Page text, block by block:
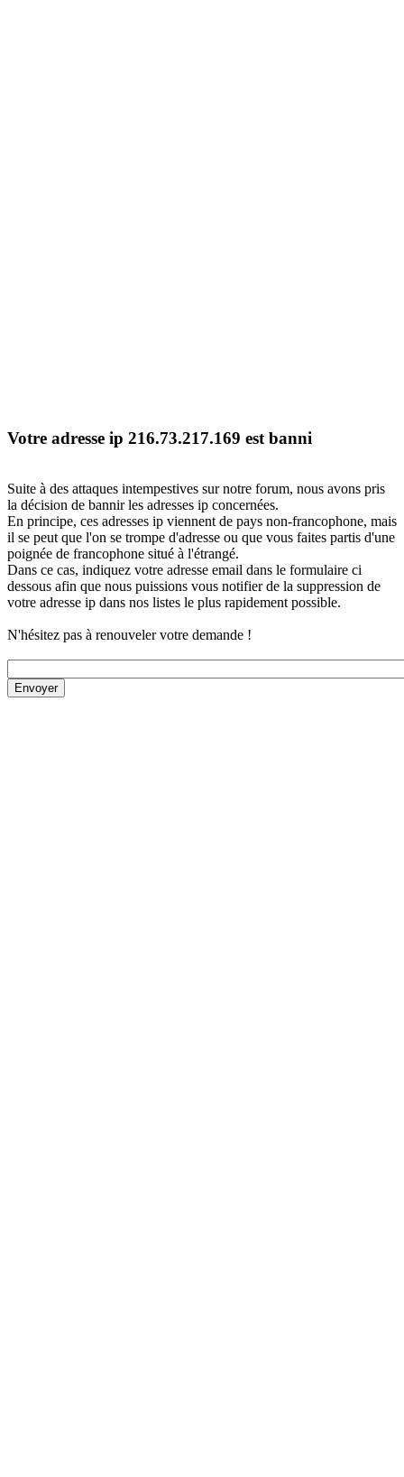
Votre adresse ip 216.73.217.169 est banni
Suite à des attaques intempestives sur notre forum, nous avons pris
la décision de bannir les adresses ip concernées.
En principe, ces adresses ip viennent de pays non-francophone, mais
il se peut que l'on se trompe d'adresse ou que vous faites partis d'une
poignée de francophone situé à l'étrangé.
Dans ce cas, indiquez votre adresse email dans le formulaire ci
dessous afin que nous puissions vous notifier de la suppression de
votre adresse ip dans nos listes le plus rapidement possible.
N'hésitez pas à renouveler votre demande !